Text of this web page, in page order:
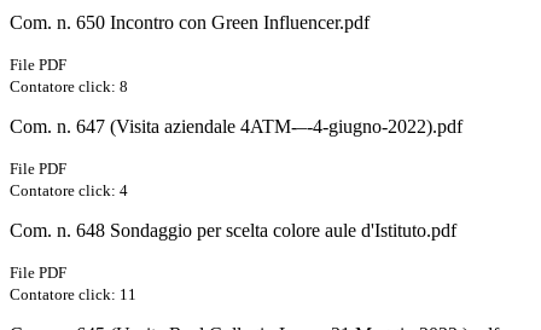
Com. n. 650 Incontro con Green Influencer.pdf
File PDF
Contatore click: 8
Com. n. 647 (Visita aziendale 4ATM-–-4-giugno-2022).pdf
File PDF
Contatore click: 4
Com. n. 648 Sondaggio per scelta colore aule d'Istituto.pdf
File PDF
Contatore click: 11